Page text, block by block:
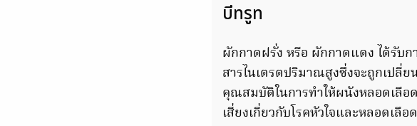
บีทรูท
ผักกาดฝรั่ง หรือ ผักกาดแดง ได้รับ
สารไนเตรตปริมาณสูงซึ่งจะถูกเปลี่
คุณสมบัติในการทำให้ผนังหลอดเลือ
เสี่ยงเกี่ยวกับโรคหัวใจและหลอดเลือด